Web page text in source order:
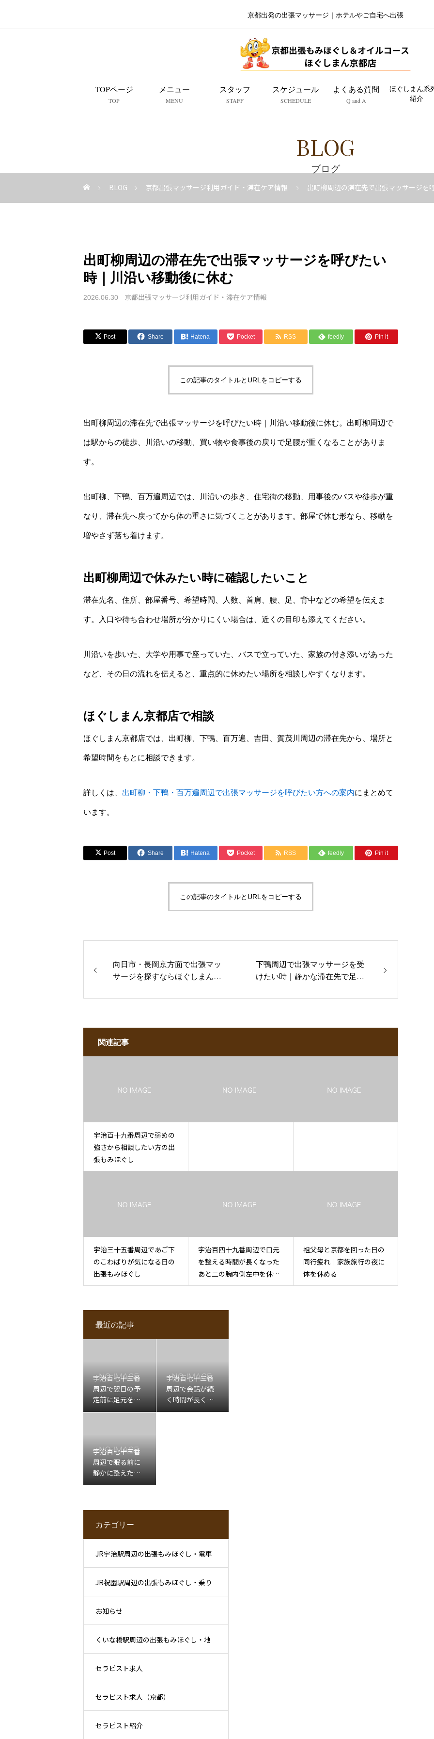
京都出発の出張マッサージ｜ホテルやご自宅へ出張
TOPページ
TOP
メニュー
MENU
スタッフ
STAFF
スケジュール
SCHEDULE
よくある質問
Q and A
ほぐしまん系
紹介
BLOG
ブログ
BLOG 京都出張マッサージ利用ガイド・滞在ケア情報 出町柳周辺の滞在先で出張マッサージを
出町柳周辺の滞在先で出張マッサージを呼びたい
時｜川沿い移動後に休む
2026.06.30 京都出張マッサージ利用ガイド・滞在ケア情報
Post Share Hatena Pocket RSS feedly Pin it
この記事のタイトルとURLをコピーする
出町柳周辺の滞在先で出張マッサージを呼びたい時｜川沿い移動後に休む。出町柳周辺で
は駅からの徒歩、川沿いの移動、買い物や食事後の戻りで足腰が重くなることがありま
す。
出町柳、下鴨、百万遍周辺では、川沿いの歩き、住宅街の移動、用事後のバスや徒歩が重
なり、滞在先へ戻ってから体の重さに気づくことがあります。部屋で休む形なら、移動を
増やさず落ち着けます。
出町柳周辺で休みたい時に確認したいこと
滞在先名、住所、部屋番号、希望時間、人数、首肩、腰、足、背中などの希望を伝えま
す。入口や待ち合わせ場所が分かりにくい場合は、近くの目印も添えてください。
川沿いを歩いた、大学や用事で座っていた、バスで立っていた、家族の付き添いがあった
など、その日の流れを伝えると、重点的に休めたい場所を相談しやすくなります。
ほぐしまん京都店で相談
ほぐしまん京都店では、出町柳、下鴨、百万遍、吉田、賀茂川周辺の滞在先から、場所と
希望時間をもとに相談できます。
詳しくは、 出町柳・下鴨・百万遍周辺で出張マッサージを呼びたい方への案内にまとめて
います。
Post Share Hatena Pocket RSS feedly Pin it
この記事のタイトルとURLをコピーする
向日市・長岡京方面で出張マッ
サージを探すならほぐしまん京
下鴨周辺で出張マッサージを受
けたい時｜静かな滞在先で足腰
関連記事
宇治百十九番周辺で弱めの
強さから相談したい方の出
張もみほぐし
宇治三十五番周辺であご下
のこわばりが気になる日の
出張もみほぐし
宇治百四十九番周辺で口元
を整える時間が長くなった
あと二の腕内側左中を休め
る出張マッサージ
祖父母と京都を回った日の
同行疲れ｜家族旅行の夜に
体を休める
最近の記事
宇治百七十三番
周辺で翌日の予
定前に足元を軽
くしたい日の出
宇治百七十三番
周辺で会話が続
く時間が長くな
ったあと肩先左
宇治百七十三番
周辺で眠る前に
静かに整えたい
日の出張もみほ
カテゴリー
JR宇治駅周辺の出張もみほぐし・電車
利用後と滞在先ケア
JR祝園駅周辺の出張もみほぐし・乗り
換え後と住宅地ケア
お知らせ
くいな橋駅周辺の出張もみほぐし・地
下鉄利用後と生活圏ケア
セラピスト求人
セラピスト求人（京都）
セラピスト紹介